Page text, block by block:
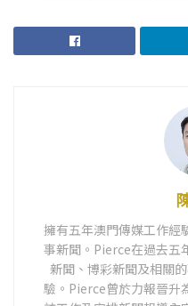
擁有五年澳門傳媒工作經
事新聞。Pierce在過去五
新聞、博彩新聞及相關
驗。Pierce曾於力報晉升